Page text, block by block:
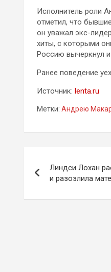
Исполнитель роли
отметил, что
он уважал экс-
хиты, с которыми
Россию вычеркнул
Ранее поведение
Источник: lenta.ru
Метки: Андрею
по
записям
Линдси Лохан
и разозлила